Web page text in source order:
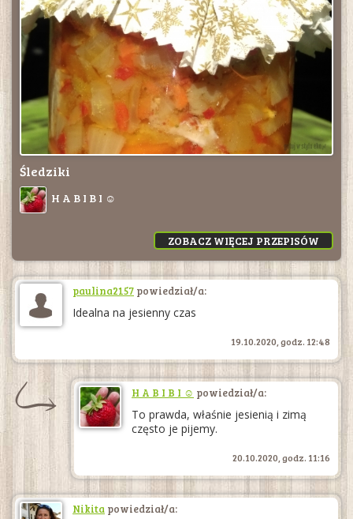
Śledziki
H A B I B I ☺
ZOBACZ WIĘCEJ PRZEPISÓW
paulina2157 powiedział/a:
Idealna na jesienny czas
19.10.2020, godz. 12:48
H A B I B I ☺ powiedział/a:
To prawda, właśnie jesienią i zimą
często je pijemy.
20.10.2020, godz. 11:16
Nikita powiedział/a: